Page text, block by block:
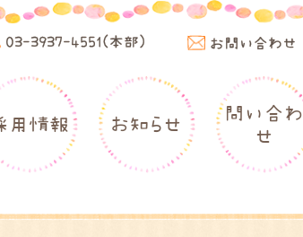
03-3937-4551(本部) お問い合わせ
用情報 お知らせ
問い合わ
せ